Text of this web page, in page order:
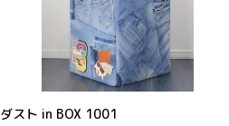
ダスト in BOX 1001